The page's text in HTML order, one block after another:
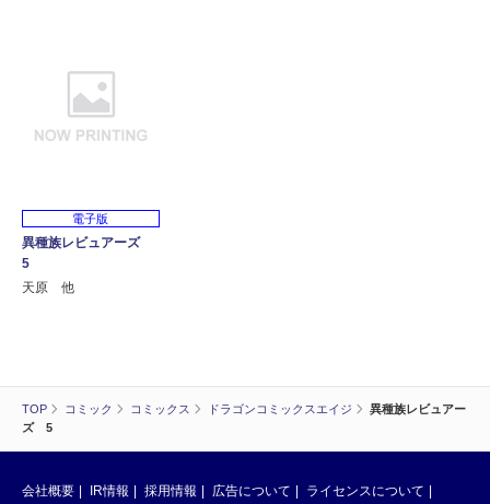
TOP コミック コミックス ドラゴンコミックスエイジ
異種族レビュアー
ズ 5
電子版
異種族レビュアーズ
5
天原 他
会社概要 IR情報 採用情報 広告について
ライセンスについて